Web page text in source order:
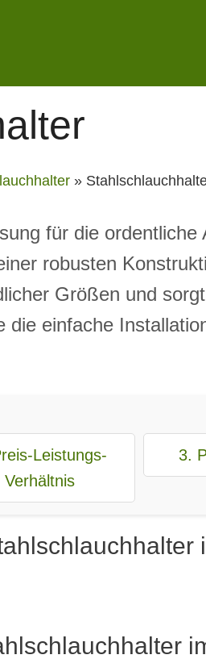
»
für die
robusten
Größen und
einfache
Leistungs-
Verhältnis
3.